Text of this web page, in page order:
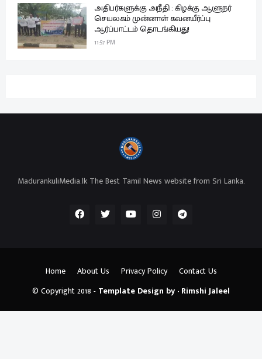
அதிபர்களுக்கு அநீதி : கிழக்கு ஆளுநர்
செயலகம் முன்னாள் கவனயீர்ப்பு
ஆர்ப்பாட்டம் தொடங்கியது!
11:57 PM
MadurankuliMedia.lk The Best Tamil News website from Sri Lanka.
© Copyright 2018 - Template Design by - Rimshi Jaleel
Home About Us Privacy Policy Contact Us